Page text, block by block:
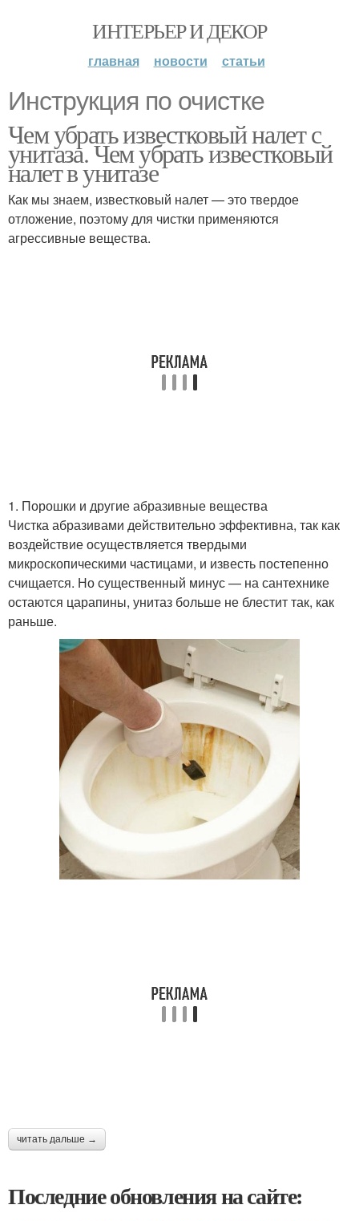
ИНТЕРЬЕР И ДЕКОР
главная новости статьи
Инструкция по очистке
Чем убрать известковый налет с
унитаза. Чем убрать известковый
налет в унитазе
Как мы знаем, известковый налет — это твердое
отложение, поэтому для чистки применяются
агрессивные вещества.
1. Порошки и другие абразивные вещества
Чистка абразивами действительно эффективна, так как
воздействие осуществляется твердыми
микроскопическими частицами, и известь постепенно
счищается. Но существенный минус — на сантехнике
остаются царапины, унитаз больше не блестит так, как
раньше.
читать дальше →
Последние обновления на сайте: